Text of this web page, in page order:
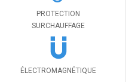
PROTECTION
SURCHAUFFAGE
ÉLECTROMAGNÉTIQUE